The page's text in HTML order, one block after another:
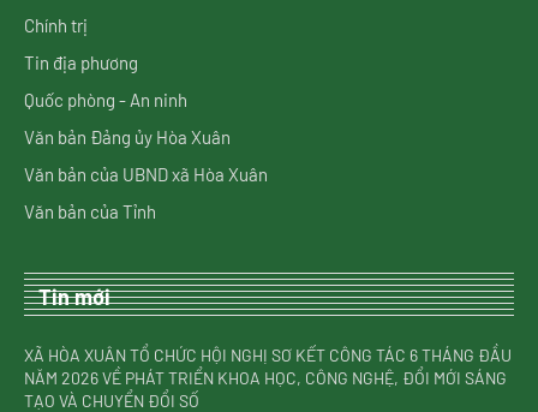
Chính trị
Tin địa phương
Quốc phòng - An ninh
Văn bản Đảng ủy Hòa Xuân
Văn bản của UBND xã Hòa Xuân
Văn bản của Tỉnh
Tin mới
XÃ HÒA XUÂN TỔ CHỨC HỘI NGHỊ SƠ KẾT CÔNG TÁC 6 THÁNG ĐẦU
NĂM 2026 VỀ PHÁT TRIỂN KHOA HỌC, CÔNG NGHỆ, ĐỔI MỚI SÁNG
TẠO VÀ CHUYỂN ĐỔI SỐ